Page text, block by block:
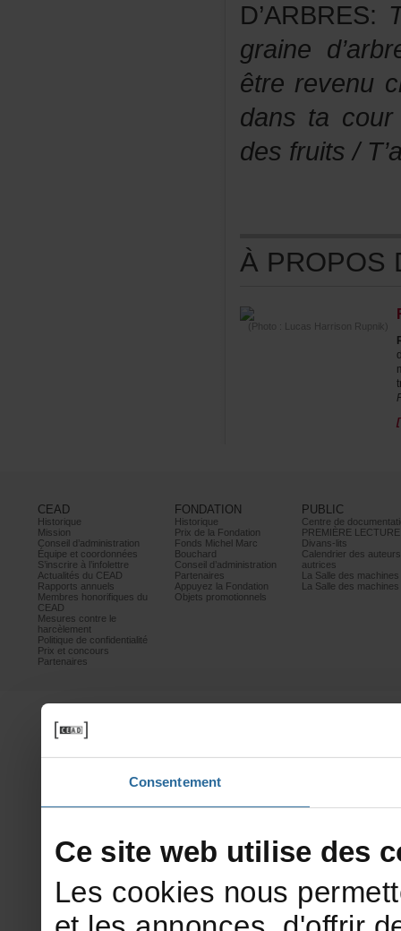
Consentement
D’ARBRES:
desfruits/
(Photo:LucasHarrisonRupnik)
CEAD
Historique
Mission
Conseild’administration
Équipeetcoordonnées
S’inscrireàl’infolettre
ActualitésduCEAD
Rapportsannuels
Membreshonorifiquesdu
CEAD
Mesurescontrele
harcèlement
Politiquedeconfidentialité
Prixetconcours
Partenaires
FONDATION
Historique
PrixdelaFondation
FondsMichelMarc
Bouchard
Conseild’administration
Partenaires
AppuyezlaFondation
Objetspromotionnels
PUBLIC
PREMIÈRELECTURE
Divans-lits
autrices